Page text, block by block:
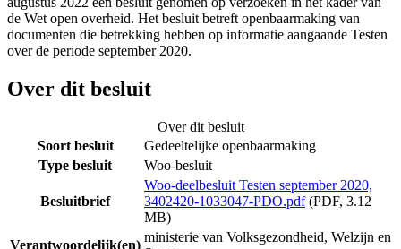
de Wet open overheid. Het besluit betreft openbaarmaking van
documenten die betrekking hebben op informatie aangaande Testen
over de periode september 2020.
Over dit besluit
Over dit besluit
Soort besluit
Gedeeltelijke openbaarmaking
Type besluit
Woo-besluit
Besluitbrief
Woo-deelbesluit Testen september 2020,
3402420-1033047-PDO.pdf(PDF, 3.12
MB)
Verantwoordelijk(en)
ministerie van Volksgezondheid, Welzijn en